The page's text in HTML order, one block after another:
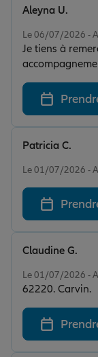
Protection
Retraite
Tous nos devis
Le 06/07/2026 -
Je tiens à
rapide et très
avec
plaisir d’être
investie et
hésitation !
Aleyna U.
Le 01/07/2026 -
Patricia C.
Le 01/07/2026 -
62220. Carvin.
Claudine G.